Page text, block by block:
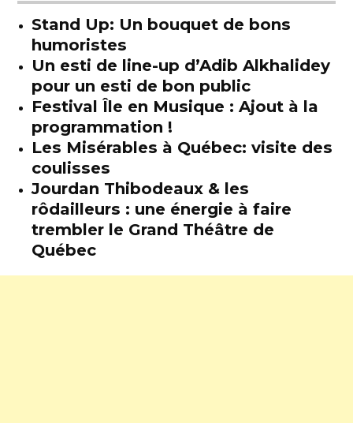
Stand Up: Un bouquet de bons
humoristes
Un esti de line-up d’Adib Alkhalidey
pour un esti de bon public
Festival Île en Musique : Ajout à la
programmation !
Les Misérables à Québec: visite des
coulisses
Jourdan Thibodeaux & les
rôdailleurs : une énergie à faire
trembler le Grand Théâtre de
Québec